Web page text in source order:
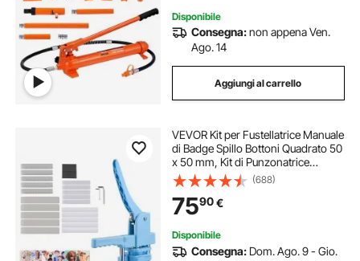
Disponibile
Consegna:non appena Ven.
Ago. 14
Aggiungi al carrello
VEVOR Kit per Fustellatrice Manuale
di Badge Spillo Bottoni Quadrato 50
x 50 mm, Kit di Punzonatrice
Manuale ABS per Badge Spillo Fai-
da-Te con Accessori, Blu
(688)
7590€
Disponibile
Consegna: Dom. Ago. 9 - Gio.